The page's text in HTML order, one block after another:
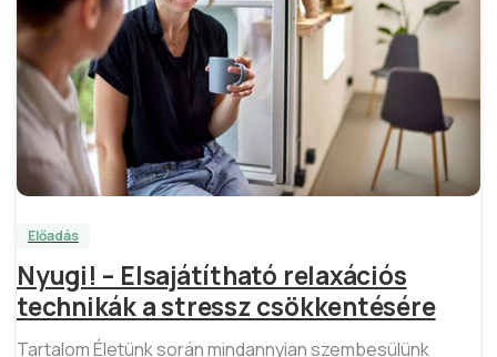
3
Előadás
Nyugi! – Elsajátítható relaxációs
technikák a stressz csökkentésére
Tartalom Életünk során mindannyian szembesülünk